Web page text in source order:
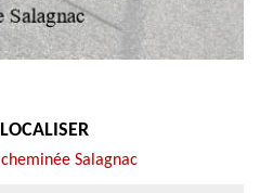
Salagnac